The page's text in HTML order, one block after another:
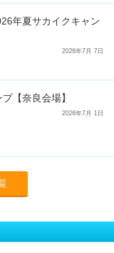
年夏サカイクキャン
2026年7月 7日
【奈良会場】
2026年7月 1日